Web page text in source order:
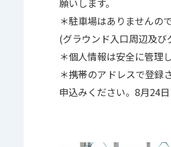
願いします。
＊駐車場はありませんの
(グラウンド入口周辺及
＊個人情報は安全に管理
＊携帯のアドレスで登録
申込みください。8月24